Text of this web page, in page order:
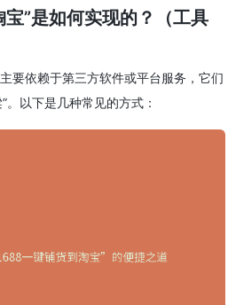
”是如何实现的？（工具
主要依赖于第三方软件或平台服务，它们
。以下是几种常见的方式：